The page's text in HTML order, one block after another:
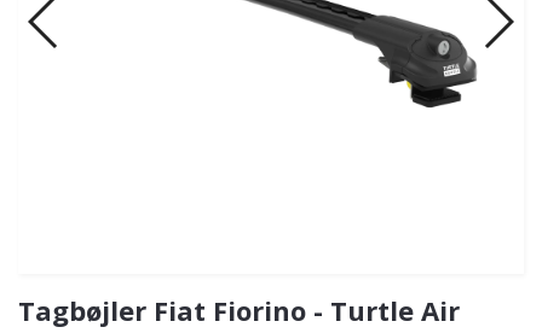
Tagbøjler Fiat Fiorino - Turtle Air